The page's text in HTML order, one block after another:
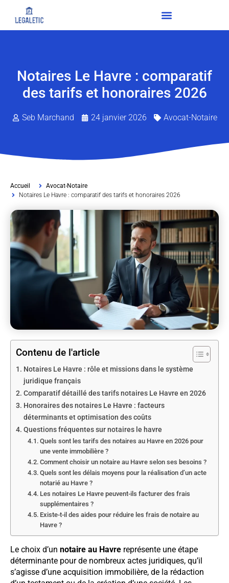
Notaires Le Havre : comparatif
des tarifs et honoraires 2026
Seb Marchand 24 janvier 2026 Avocat-Notaire
Accueil
Avocat-Notaire
Notaires Le Havre : comparatif des tarifs et honoraires 2026
Contenu de l'article
Notaires Le Havre : rôle et missions dans le système
juridique français
Comparatif détaillé des tarifs notaires Le Havre en 2026
Honoraires des notaires Le Havre : facteurs
déterminants et optimisation des coûts
Questions fréquentes sur notaires le havre
Quels sont les tarifs des notaires au Havre en 2026 pour
une vente immobilière ?
Comment choisir un notaire au Havre selon ses besoins ?
Quels sont les délais moyens pour la réalisation d’un acte
notarié au Havre ?
Les notaires Le Havre peuvent-ils facturer des frais
supplémentaires ?
Existe-t-il des aides pour réduire les frais de notaire au
Havre ?
Le choix d’un notaire au Havre représente une étape
déterminante pour de nombreux actes juridiques, qu’il
s’agisse d’une acquisition immobilière, de la rédaction